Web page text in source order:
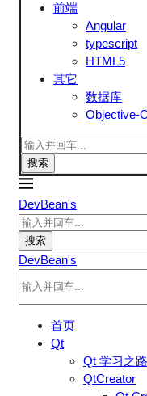
前端
Angular
typescript
HTML5
其它
数据库
Objective-C
搜索
DevBean's
搜索
DevBean's
首页
Qt
Qt 学习之
QtCreator